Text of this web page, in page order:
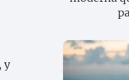
y